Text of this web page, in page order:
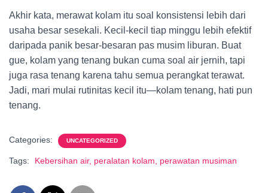
Akhir kata, merawat kolam itu soal konsistensi lebih dari
usaha besar sesekali. Kecil-kecil tiap minggu lebih efektif
daripada panik besar-besaran pas musim liburan. Buat
gue, kolam yang tenang bukan cuma soal air jernih, tapi
juga rasa tenang karena tahu semua perangkat terawat.
Jadi, mari mulai rutinitas kecil itu—kolam tenang, hati pun
tenang.
Categories: UNCATEGORIZED
Tags: Kebersihan air, peralatan kolam, perawatan musiman